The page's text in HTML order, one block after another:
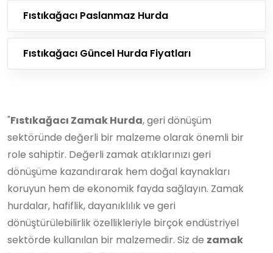
Fıstıkağacı Paslanmaz Hurda
Fıstıkağacı Güncel Hurda Fiyatları
"Fıstıkağacı Zamak Hurda, geri dönüşüm
sektöründe değerli bir malzeme olarak önemli bir
role sahiptir. Değerli zamak atıklarınızı geri
dönüşüme kazandırarak hem doğal kaynakları
koruyun hem de ekonomik fayda sağlayın. Zamak
hurdalar, hafiflik, dayanıklılık ve geri
dönüştürülebilirlik özellikleriyle birçok endüstriyel
sektörde kullanılan bir malzemedir. Siz de zamak